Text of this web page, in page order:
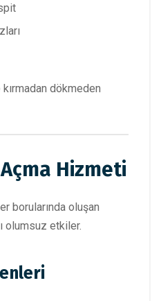
dökmeden
Açma Hizmeti
borularında oluşan
olumsuz etkiler.